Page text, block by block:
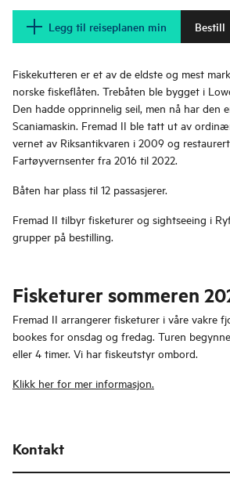
Legg til reiseplanen min Bestill
Fiskekutteren er et av de eldste og mest
norske fiskeflåten. Trebåten ble bygget i
Den hadde opprinnelig seil, men nå har den
Scaniamaskin. Fremad II ble tatt ut av
vernet av Riksantikvaren i 2009 og
Fartøyvernsenter fra 2016 til 2022.
Båten har plass til 12 passasjerer.
Fremad II tilbyr fisketurer og sightseeing i
grupper på bestilling.
Fisketurer sommeren
Fremad II arrangerer fisketurer i våre vakre
bookes for onsdag og fredag. Turen
eller 4 timer. Vi har fiskeutstyr ombord.
Klikk her for mer informasjon.
Kontakt